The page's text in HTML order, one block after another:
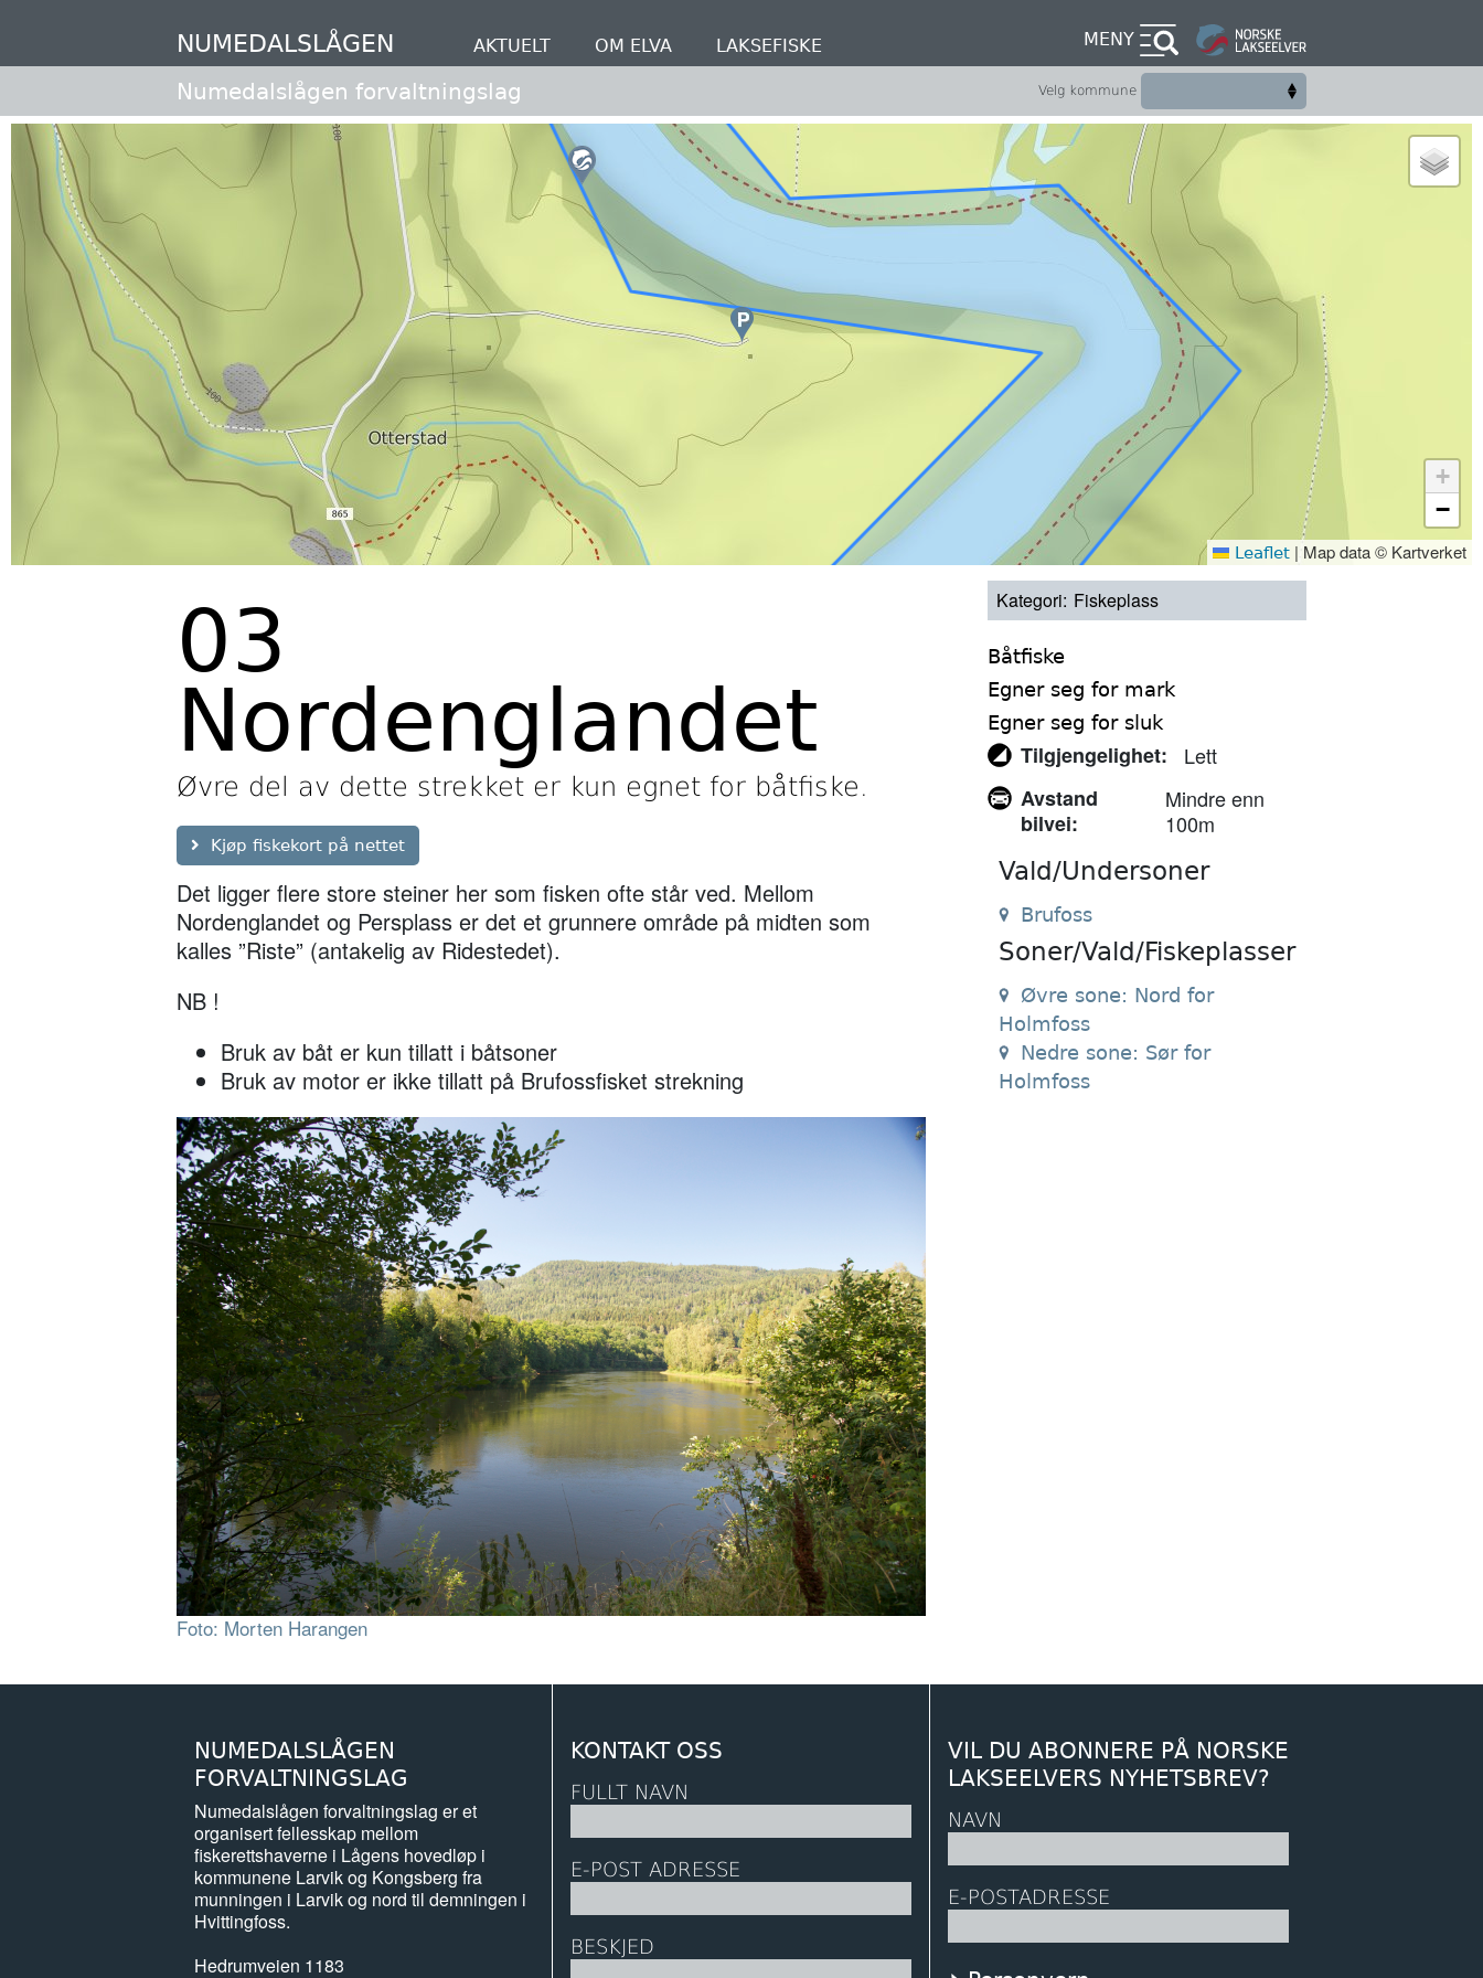
hovedinnhold
NUMEDALSLÅGEN AKTUELT OM ELVA LAKSEFISKE MENY
Numedalslågen forvaltningslag Velg kommune
+
−
Leaflet | Map data © Kartverket
03
Nordenglandet
Øvre del av dette strekket er kun egnet for båtfiske.
Kjøp fiskekort på nettet
Det ligger flere store steiner her som fisken ofte står ved. Mellom
Nordenglandet og Persplass er det et grunnere område på midten som
kalles ”Riste” (antakelig av Ridestedet).
NB !
Bruk av båt er kun tillatt i båtsoner
Bruk av motor er ikke tillatt på Brufossfisket strekning
Foto: Morten Harangen
Kategori Fiskeplass
Båtfiske
Egner seg for mark
Egner seg for sluk
Tilgjengelighet
Lett
Avstand
bilvei
Mindre enn
100m
Vald/Undersoner
Brufoss
Soner/Vald/Fiskeplasser
Øvre sone: Nord for
Holmfoss
Nedre sone: Sør for
Holmfoss
NUMEDALSLÅGEN
FORVALTNINGSLAG
Numedalslågen forvaltningslag er et
organisert fellesskap mellom
fiskerettshaverne i Lågens hovedløp i
kommunene Larvik og Kongsberg fra
munningen i Larvik og nord til demningen i
Hvittingfoss.
Hedrumveien 1183
KONTAKT OSS
FULLT NAVN
E-POST ADRESSE
BESKJED
VIL DU ABONNERE PÅ NORSKE
LAKSEELVERS NYHETSBREV?
NAVN
E-POSTADRESSE